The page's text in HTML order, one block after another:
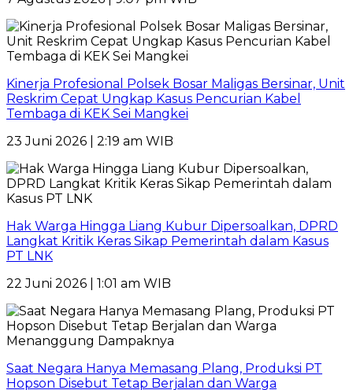
Kinerja Profesional Polsek Bosar Maligas Bersinar, Unit
Reskrim Cepat Ungkap Kasus Pencurian Kabel
Tembaga di KEK Sei Mangkei
23 Juni 2026 | 2:19 am WIB
Hak Warga Hingga Liang Kubur Dipersoalkan, DPRD
Langkat Kritik Keras Sikap Pemerintah dalam Kasus
PT LNK
22 Juni 2026 | 1:01 am WIB
Saat Negara Hanya Memasang Plang, Produksi PT
Hopson Disebut Tetap Berjalan dan Warga